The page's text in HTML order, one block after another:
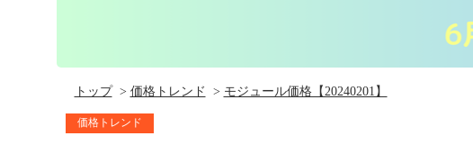
トップ 価格トレンド モジュール価格【20240201】
価格トレンド